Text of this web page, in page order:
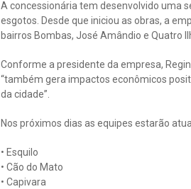
A concessionária tem desenvolvido uma
esgotos. Desde que iniciou as obras, a
bairros Bombas, José Amândio e Quatro
Conforme a presidente da empresa,
“também gera impactos econômicos
da cidade”.
Nos próximos dias as equipes estarão
• Esquilo
• Cão do Mato
• Capivara